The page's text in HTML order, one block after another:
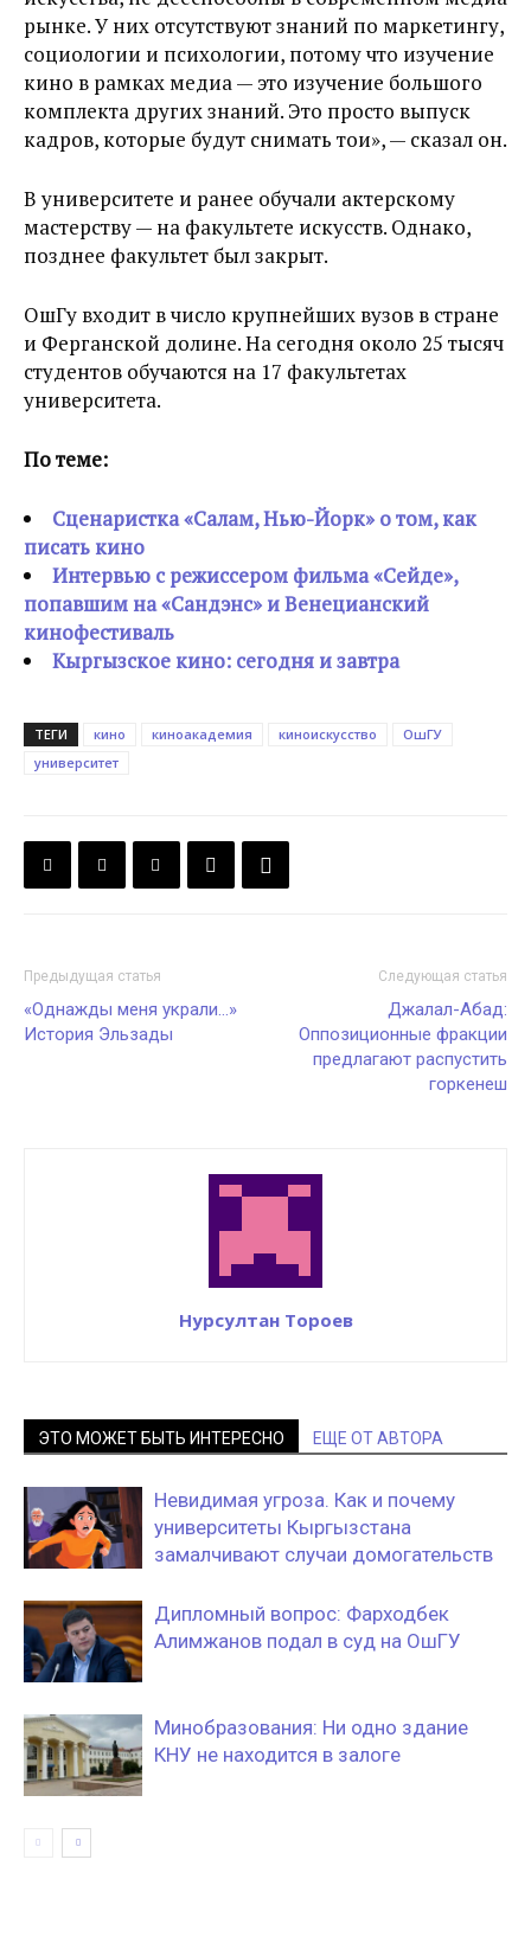
рынке. У них отсутствуют знаний по маркетингу,
социологии и психологии, потому что изучение
кино в рамках медиа — это изучение большого
комплекта других знаний. Это просто выпуск
кадров, которые будут снимать тои», — сказал он.
В университете и ранее обучали актерскому
мастерству — на факультете искусств. Однако,
позднее факультет был закрыт.
ОшГу входит в число крупнейших вузов в стране
и Ферганской долине. На сегодня около 25 тысяч
студентов обучаются на 17 факультетах
университета.
По теме:
Сценаристка «Салам, Нью-Йорк» о том, как
писать кино
Интервью с режиссером фильма «Сейде»,
попавшим на «Сандэнс» и Венецианский
кинофестиваль
Кыргызское кино: сегодня и завтра
ТЕГИ кино киноакадемия киноискусство
ОшГУ
университет
Предыдущая статья
«Однажды меня украли…»
История Эльзады
Следующая статья
Джалал-Абад:
Оппозиционные фракции
предлагают распустить
горкенеш
Нурсултан Тороев
ЭТО МОЖЕТ БЫТЬ ИНТЕРЕСНО ЕЩЕ ОТ АВТОРА
Невидимая угроза. Как и почему
университеты Кыргызстана
замалчивают случаи домогательств
Дипломный вопрос: Фарходбек
Алимжанов подал в суд на ОшГУ
Минобразования: Ни одно здание
КНУ не находится в залоге